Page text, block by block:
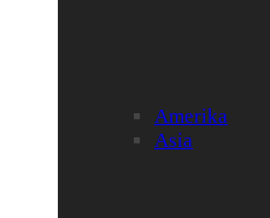
Amerika
Asia